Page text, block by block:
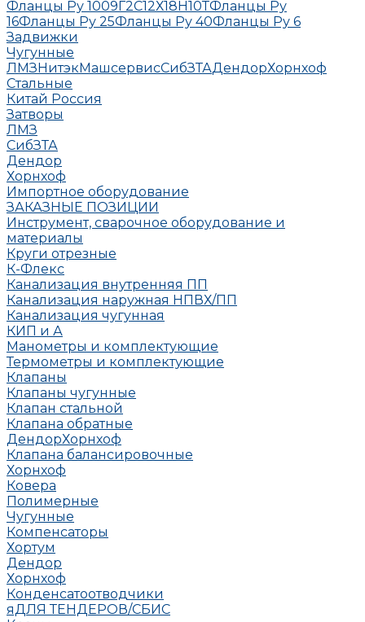
Фланцы Ру 1009Г2С12Х18Н10ТФланцы Ру
16Фланцы Ру 25Фланцы Ру 40Фланцы Ру 6
Задвижки
Чугунные
ЛМЗ НитэкМашсервисСибЗТАДендорХорнхоф
Стальные
Китай Россия
Затворы
ЛМЗ
СибЗТА
Дендор
Хорнхоф
Импортное оборудование
ЗАКАЗНЫЕ ПОЗИЦИИ
Инструмент, сварочное оборудование и
материалы
Круги отрезные
К-Флекс
Канализация внутренняя ПП
Канализация наружная НПВХ/ПП
Канализация чугунная
КИП и А
Манометры и комплектующие
Термометры и комплектующие
Клапаны
Клапаны чугунные
Клапан стальной
Клапана обратные
ДендорХорнхоф
Клапана балансировочные
Хорнхоф
Ковера
Полимерные
Чугунные
Компенсаторы
Хортум
Дендор
Хорнхоф
Конденсатоотводчики
яДЛЯ ТЕНДЕРОВ/СБИС